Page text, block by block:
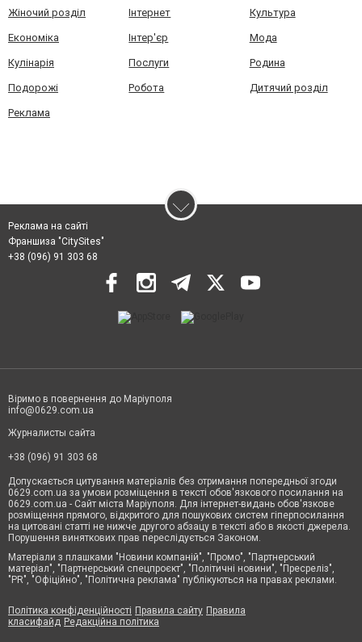
Жіночий розділ Інтернет Культура
Економіка Інтер'єр Мода
Кулінарія Послуги Родина
Подорожі Робота Дитячий розділ
Реклама
Реклама на сайті
Франшиза "CitySites"
+38 (096) 91 303 68
Віримо в повернення до Маріуполя
info@0629.com.ua
Журналисты сайта
+38 (096) 91 303 68
Допускається цитування матеріалів без отримання попередньої згоди
0629.com.ua за умови розміщення в тексті обов'язкового посилання на
0629.com.ua - Сайт міста Маріуполя. Для інтернет-видань обов'язкове
розміщення прямого, відкритого для пошукових систем гіперпосилання
на цитовані статті не нижче другого абзацу в тексті або в якості джерела.
Порушення виняткових прав переслідується Законом.
Матеріали з плашками "Новини компаній", "Промо", "Партнерський
матеріал", "Партнерський спецпроєкт", "Політичні новини", "Пресреліз",
"PR", "Офіційно", "Політична реклама" публікуються на правах реклами.
Політика конфіденційності Правила сайту Правила
класифайд Редакційна політика